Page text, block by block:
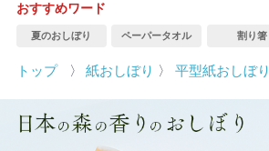
おすすめワード
夏のおしぼり ペーパータオル 割り箸
トップ 〉 紙おしぼり 〉 平型紙おしぼり